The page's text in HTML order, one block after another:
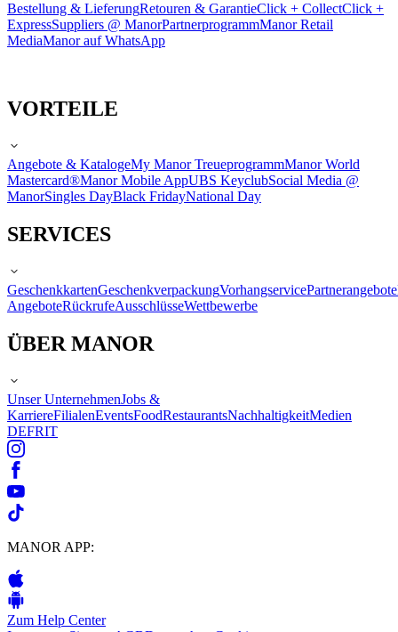
Bestellung & LieferungRetouren & GarantieClick + CollectClick +
ExpressSuppliers @ ManorPartnerprogrammManor Retail
MediaManor auf WhatsApp
VORTEILE
Angebote & KatalogeMy Manor TreueprogrammManor World
Mastercard®Manor Mobile AppUBS KeyclubSocial Media @
ManorSingles DayBlack FridayNational Day
SERVICES
GeschenkkartenGeschenkverpackungVorhangservicePartnerangebote
AngeboteRückrufeAusschlüsseWettbewerbe
ÜBER MANOR
Unser UnternehmenJobs &
KarriereFilialenEventsFoodRestaurantsNachhaltigkeitMedien
DEFRIT
MANOR APP:
Zum Help Center